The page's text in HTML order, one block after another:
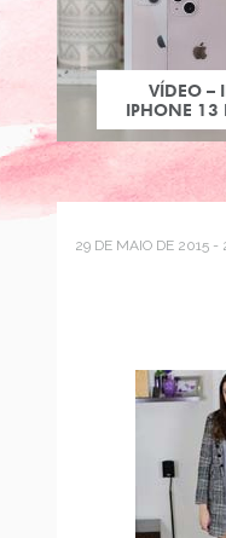
VÍDEO –
IPHONE 13
29 DE MAIO DE 2015 -